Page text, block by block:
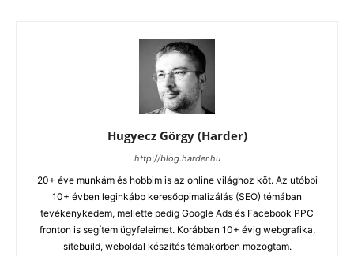
Hugyecz Görgy (Harder)
http://blog.harder.hu
20+ éve munkám és hobbim is az online világhoz köt. Az utóbbi
10+ évben leginkább keresőopimalizálás (SEO) témában
tevékenykedem, mellette pedig Google Ads és Facebook PPC
fronton is segítem ügyfeleimet. Korábban 10+ évig webgrafika,
sitebuild, weboldal készítés témakörben mozogtam.